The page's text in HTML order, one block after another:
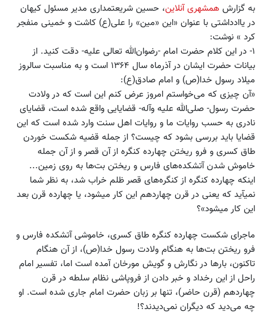
به گزارش همشهری آنلاین، حسین شریعتمداری مدیر مسئول کیهان
در یاادداشتی با عنوان «این «‌مین» را علی‌(ع) کاشت و خمینی منفجر
کرد » نوشت:
۱- در این کلام حضرت امام -رضوان‌الله تعالی علیه-‌ دقت کنید. از
بیانات حضرت ایشان در آذرماه سال ۱۳۶۴ است و به مناسبت سالروز
میلاد رسول خدا(ص) و امام صادق‌(ع):
«‌آن چیزی که می‏‌خواستم امروز عرض کنم این است که در ولادت
حضرت رسول- ‌صلی‌الله علیه وآله- قضایایی واقع شده است، قضایای
نادری به حسب روایات ما و روایات اهل سنت وارد شده است که این
قضایا باید بررسی بشود که چیست؟ از جمله قضیه شکست خوردن
طاق کسری‏ و فرو ریختن چهارده کنگره از آن قصر و از آن جمله
خاموش شدن آتشکده‏‌های فارس و ریختن بت‌ها به روی زمین...
اینکه چهارده کنگره از کنگره‌‏های قصر ظلم خراب شد، به نظر شما
نمی‏آید که یعنی‏ در قرن چهاردهم این کار می‏شود، یا چهارده قرن بعد
این کار می‏شود»؟
ماجرای شکست چهارده کنگره طاق کسری، خاموشی آتشکده فارس و
فرو ریختن بت‌ها به هنگام ولادت رسول خدا(ص)، از آن هنگام
تاکنون، بارها در نگارش و گویش مورخان آمده است اما، تفسیر امام
راحل از این رخداد و خبر دادن از فروپاشی نظام سلطه در قرن
چهاردهم (قرن حاضر)، تنها بر زبان حضرت امام جاری شده است. او
چه می‌دید که دیگران نمی‌دیدند؟!